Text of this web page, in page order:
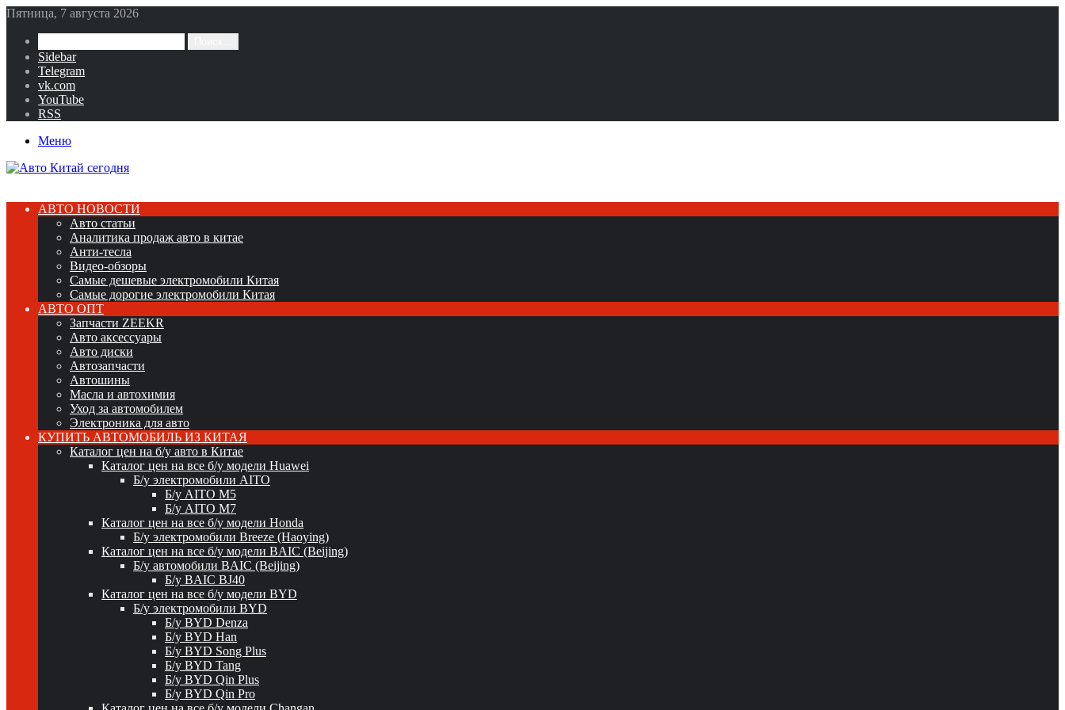
Пятница, 7 августа 2026
Sidebar
Telegram
vk.com
YouTube
RSS
Меню
АВТО НОВОСТИ
Авто статьи
Аналитика продаж авто в китае
Анти-тесла
Видео-обзоры
Самые дешевые электромобили Китая
Самые дорогие электромобили Китая
АВТО ОПТ
Запчасти ZEEKR
Авто аксессуары
Авто диски
Автозапчасти
Автошины
Масла и автохимия
Уход за автомобилем
Электроника для авто
КУПИТЬ АВТОМОБИЛЬ ИЗ КИТАЯ
Каталог цен на б/у авто в Китае
Каталог цен на все б/у модели Huawei
Б/у электромобили AITO
Б/у AITO M5
Б/у AITO M7
Каталог цен на все б/у модели Honda
Б/у электромобили Breeze (Haoying)
Каталог цен на все б/у модели BAIC (Beijing)
Б/у автомобили BAIC (Beijing)
Б/у BAIC BJ40
Каталог цен на все б/у модели BYD
Б/у электромобили BYD
Б/у BYD Denza
Б/у BYD Han
Б/у BYD Song Plus
Б/у BYD Tang
Б/у BYD Qin Plus
Б/у BYD Qin Pro